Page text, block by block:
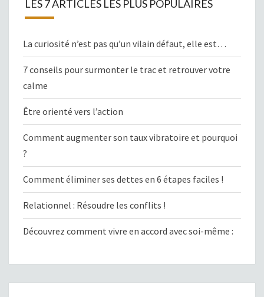
LES 7 ARTICLES LES PLUS POPULAIRES
La curiosité n’est pas qu’un vilain défaut, elle est…
7 conseils pour surmonter le trac et retrouver votre
calme
Être orienté vers l’action
Comment augmenter son taux vibratoire et pourquoi
?
Comment éliminer ses dettes en 6 étapes faciles !
Relationnel : Résoudre les conflits !
Découvrez comment vivre en accord avec soi-même :